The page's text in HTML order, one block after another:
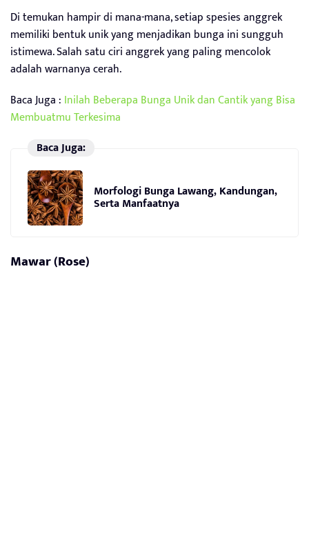
Di temukan hampir di mana-mana, setiap spesies anggrek
memiliki bentuk unik yang menjadikan bunga ini sungguh
istimewa. Salah satu ciri anggrek yang paling mencolok
adalah warnanya cerah.
Baca Juga : Inilah Beberapa Bunga Unik dan Cantik yang Bisa
Membuatmu Terkesima
Baca Juga:
Morfologi Bunga Lawang, Kandungan,
Serta Manfaatnya
Mawar (Rose)